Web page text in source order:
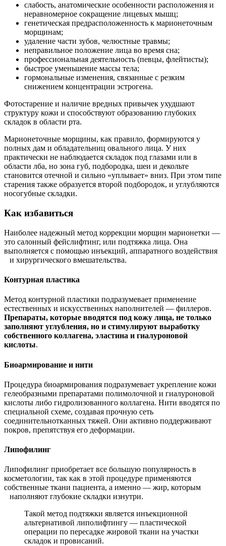
слабость, анатомические особенности расположения и
неравномерное сокращение лицевых мышц;
генетическая предрасположенность к марионеточным
морщинам;
удаление части зубов, челюстные травмы;
неправильное положение лица во время сна;
профессиональная деятельность (певцы, флейтисты);
быстрое уменьшение массы тела;
гормональные изменения, связанные с резким
снижением концентрации эстрогена.
Фотостарение и наличие вредных привычек ухудшают
структуру кожи и способствуют образованию глубоких
складок в области рта.
Марионеточные морщины, как правило, формируются у
полных дам и обладательниц овального лица. У них
практически не наблюдается складок под глазами или в
области лба, но зона губ, подбородка, шеи и декольте
становится отечной и сильно «уплывает» вниз. При этом типе
старения также образуется второй подбородок, и углубляются
носогубные складки.
Как избавиться
Наиболее надежный метод коррекции морщин марионетки —
это салонный фейслифтинг, или подтяжка лица. Она
выполняется с помощью инъекций, аппаратного воздействия
и хирургического вмешательства.
Контурная пластика
Метод контурной пластики подразумевает применение
естественных и искусственных наполнителей — филлеров.
Препараты, которые вводятся под кожу лица, не только
заполняют углубления, но и стимулируют выработку
собственного коллагена, эластина и гиалуроновой
кислоты.
Биоармирование и нити
Процедура биоармирования подразумевает укрепление кожи
гелеобразными препаратами полимолочной и гиалуроновой
кислоты либо гидролизованного коллагена. Нити вводятся по
специальной схеме, создавая прочную сеть
соединительнотканных тяжей. Они активно поддерживают
покров, препятствуя его деформации.
Липофилинг
Липофилинг приобретает все большую популярность в
косметологии, так как в этой процедуре применяются
собственные ткани пациента, а именно — жир, которым
наполняют глубокие складки изнутри.
Такой метод подтяжки является инъекционной
альтернативой липолифтингу — пластической
операции по пересадке жировой ткани на участки
складок и провисаний.